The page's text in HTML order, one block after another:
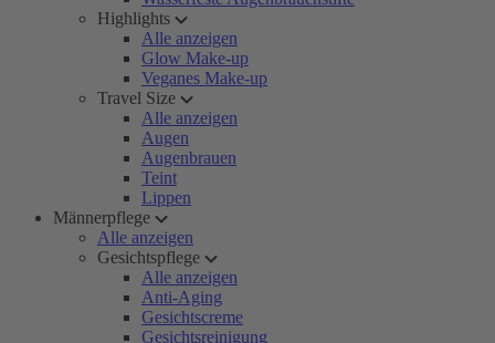
Highlights
Alle anzeigen
Glow Make-up
Veganes Make-up
Travel Size
Alle anzeigen
Augen
Augenbrauen
Teint
Lippen
Männerpflege
Alle anzeigen
Gesichtspflege
Alle anzeigen
Anti-Aging
Gesichtscreme
Gesichtsreinigung